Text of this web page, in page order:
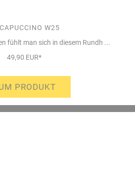
W25
fühlt man sich in diesem Rundh ...
49,90 EUR*
PRODUKT